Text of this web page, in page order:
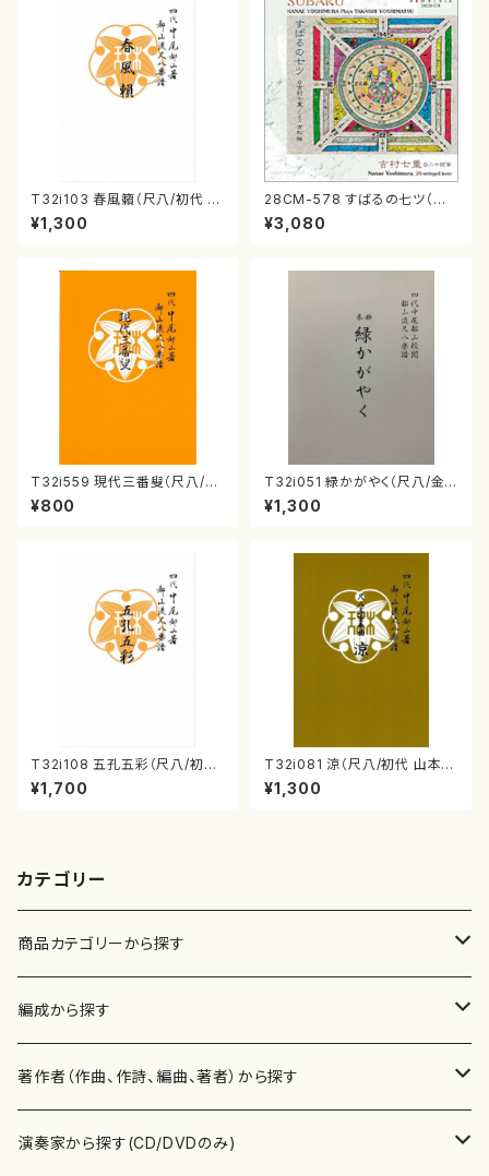
T32i103 春風籟（尺八/初代 石
垣征山/尺八/都山式譜）都山流
公刊楽譜曲番:552
¥1,300
28CM-578 すばるの七ツ（二
十絃箏/クラリネット/ヴァイオリ
ン/チェロ/吉松 隆：/CD）
¥3,080
T32i559 現代三番叟（尺八/杵
屋正邦/楽譜）都山流公刊楽譜曲
番:2269
¥800
T32i051 緑かがやく（尺八/金
森高山/楽譜）都山流公刊楽譜曲
番：50
¥1,300
T32i108 五孔五彩（尺八/初代
石垣征山/尺八/都山式譜）都山
流公刊楽譜曲番:557
¥1,700
T32i081 涼（尺八/初代 山本邦
山/尺八/都山式譜）都山流公刊
楽譜曲番:530
¥1,300
カテゴリー
商品カテゴリーから探す
楽譜
書籍
書籍
CD・DVD
編成から探す
邦楽器
箏・琴（ソロ）
合唱
著作者（作曲、作詩、編曲、著者）から探す
あ行
演奏家から探す(CD/DVDのみ)